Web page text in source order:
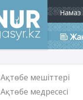
Намаз
Ақтөбе мешіттері
Ақтөбе медресесі